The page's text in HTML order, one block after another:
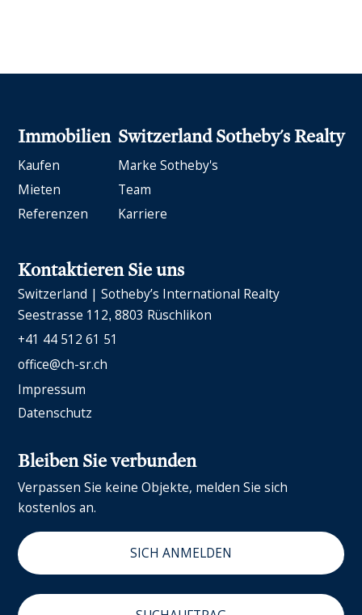
Immobilien
Kaufen
Mieten
Referenzen
Switzerland Sotheby's Realty
Marke Sotheby's
Team
Karriere
Kontaktieren Sie uns
Switzerland | Sotheby’s International Realty
Seestrasse 112 8803 Rüschlikon
+41 44 512 61 51
office@ch-sr.ch
Impressum
Datenschutz
Bleiben Sie verbunden
Verpassen Sie keine Objekte, melden Sie sich
kostenlos an.
SICH ANMELDEN